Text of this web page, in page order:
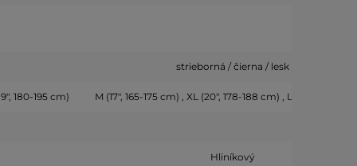
strieborná / čierna / lesk
180-195 cm) M (17", 165-175 cm) , XL (20", 178-188 cm) , L (18", 172-182
Hliníkový